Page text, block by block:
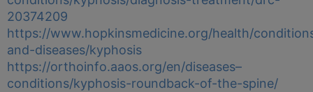
20374209
https://www.hopkinsmedicine.org/health/
and-diseases/kyphosis
https://orthoinfo.aaos.org/en/diseases–
conditions/kyphosis-roundback-of-the-spine/